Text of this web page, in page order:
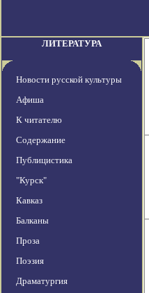
ЛИТЕРАТУРА
Новости русской культуры
Афиша
К читателю
Содержание
Публицистика
"Курск"
Кавказ
Балканы
Проза
Поэзия
Драматургия